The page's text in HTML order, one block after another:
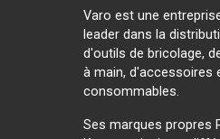
Varo est une
leader dans la
d'outils de bricolage,
à main, d'accessoires
consommables.
Ses marques propres